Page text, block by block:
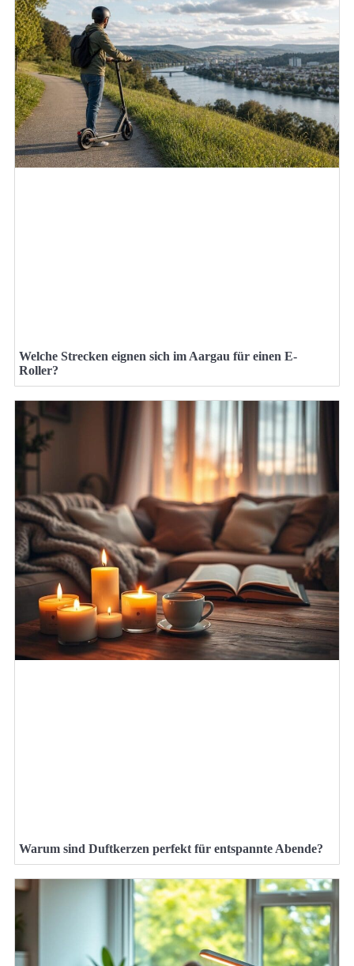
Welche Strecken eignen sich im Aargau für einen E-
Roller?
Warum sind Duftkerzen perfekt für entspannte Abende?